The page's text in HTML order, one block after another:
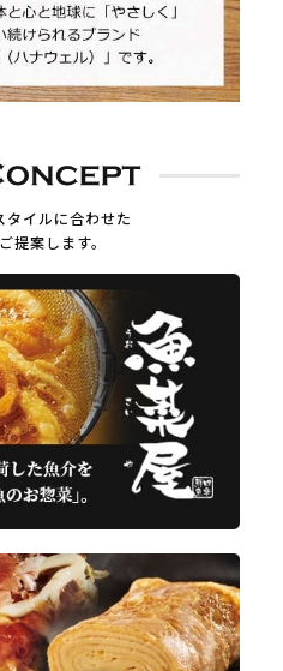
タイルに合わせた
提案します。